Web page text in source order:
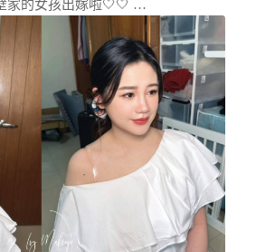
家的女孩出嫁啦🤍🤍 …